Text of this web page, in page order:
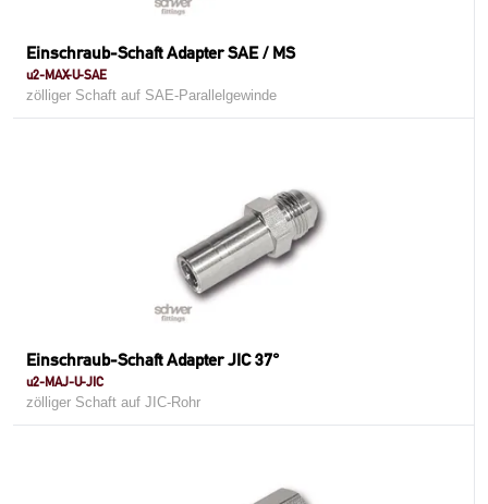
Einschraub-Schaft Adapter SAE / MS
u2-MAX-U-SAE
zölliger Schaft auf SAE-Parallelgewinde
Einschraub-Schaft Adapter JIC 37°
u2-MAJ-U-JIC
zölliger Schaft auf JIC-Rohr